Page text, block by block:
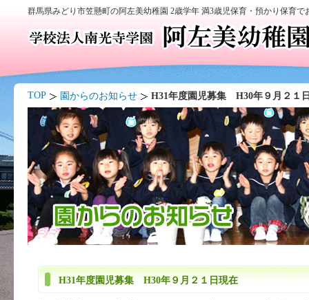
群馬県みどり市笠懸町の阿左美幼稚園 2歳学年 満3歳児保育・預かり保育
TOP 園からのお知らせ H31年度園児募集 H30年９月２１
H31年度園児募集 H30年９月２１日現在